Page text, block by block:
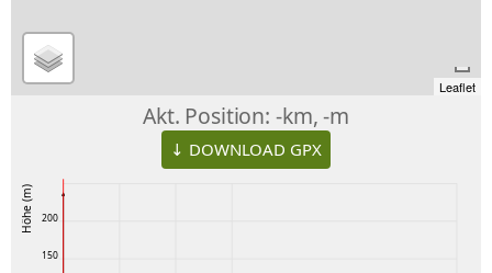
Leaflet
Akt. Position: -km, -m
↓ DOWNLOAD GPX
150
200
Höhe (m)